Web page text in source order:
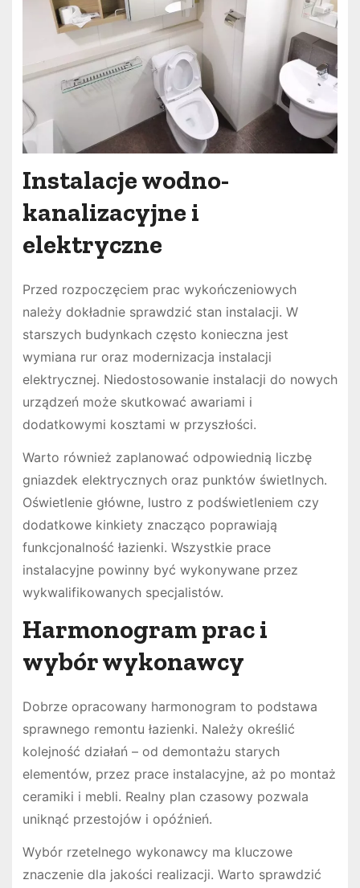
Instalacje wodno-
kanalizacyjne i
elektryczne
Przed rozpoczęciem prac wykończeniowych
należy dokładnie sprawdzić stan instalacji. W
starszych budynkach często konieczna jest
wymiana rur oraz modernizacja instalacji
elektrycznej. Niedostosowanie instalacji do nowych
urządzeń może skutkować awariami i
dodatkowymi kosztami w przyszłości.
Warto również zaplanować odpowiednią liczbę
gniazdek elektrycznych oraz punktów świetlnych.
Oświetlenie główne, lustro z podświetleniem czy
dodatkowe kinkiety znacząco poprawiają
funkcjonalność łazienki. Wszystkie prace
instalacyjne powinny być wykonywane przez
wykwalifikowanych specjalistów.
Harmonogram prac i
wybór wykonawcy
Dobrze opracowany harmonogram to podstawa
sprawnego remontu łazienki. Należy określić
kolejność działań – od demontażu starych
elementów, przez prace instalacyjne, aż po montaż
ceramiki i mebli. Realny plan czasowy pozwala
uniknąć przestojów i opóźnień.
Wybór rzetelnego wykonawcy ma kluczowe
znaczenie dla jakości realizacji. Warto sprawdzić